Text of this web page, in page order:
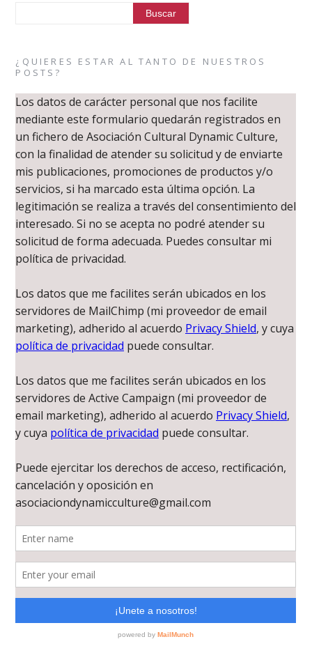
¿QUIERES ESTAR AL TANTO DE NUESTROS
POSTS?